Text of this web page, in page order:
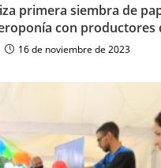
primera siembra de
con productores
16 de noviembre de 2023